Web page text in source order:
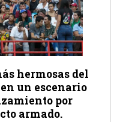
hermosas del
un escenario
por
armado.